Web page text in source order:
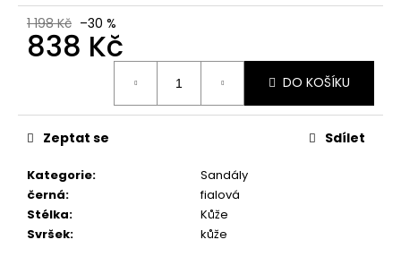
1 198 Kč –30 %
838 Kč
DO KOŠÍKU
Kategorie:
Sandály
černá:
fialová
Stélka:
Kůže
Svršek: kůže
Zeptat se Sdílet
u
u
m
e
PRIMIGI
2411300